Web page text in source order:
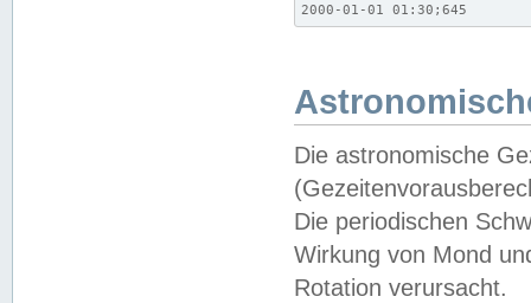
2000-01-01 01:30;645
Die astronomische
Die periodischen
Wirkung von Mond
Rotation verursacht.